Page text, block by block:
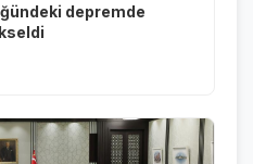
depremde